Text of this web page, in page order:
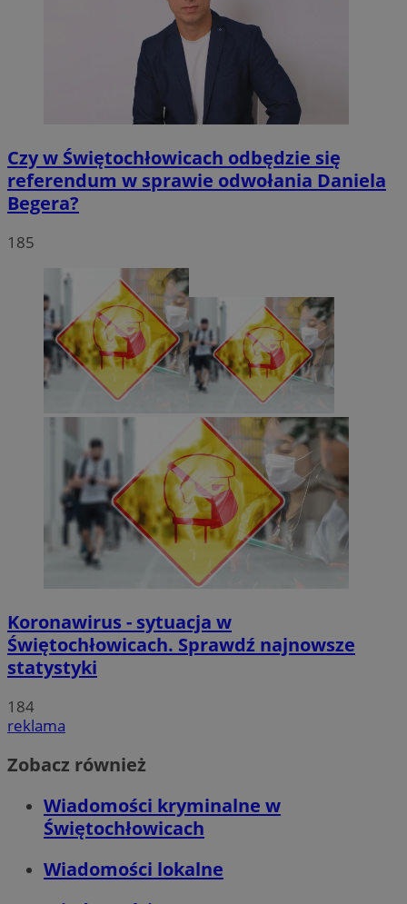
Czy w Świętochłowicach odbędzie się
referendum w sprawie odwołania Daniela
Begera?
185
Koronawirus - sytuacja w
Świętochłowicach. Sprawdź najnowsze
statystyki
184
reklama
Zobacz również
Wiadomości kryminalne w
Świętochłowicach
Wiadomości lokalne